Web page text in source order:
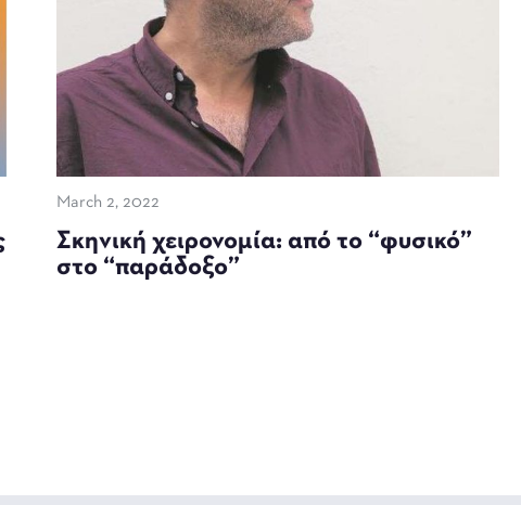
March 2, 2022
Σκηνική χειρονομία: από το “φυσικό”
στο “παράδοξο”